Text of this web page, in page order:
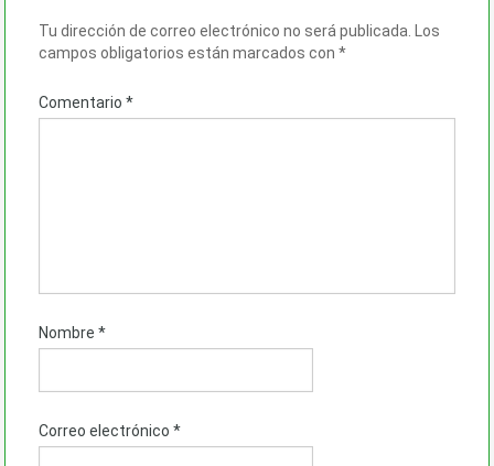
Tu dirección de correo electrónico no será publicada. Los
campos obligatorios están marcados con *
Comentario *
Nombre *
Correo electrónico *